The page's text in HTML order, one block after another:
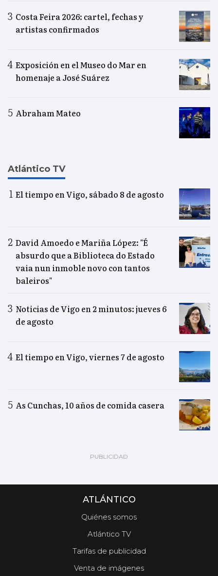
Costa Feira 2026: cartel, fechas y
artistas confirmados
Exposición en el Museo do Mar en
homenaje a José Suárez
Abraham Mateo
Atlántico TV
El tiempo en Vigo, sábado 8 de agosto
David Amoedo e Mariña López: "É
absurdo que a Biblioteca do Estado
vaia nun inmoble novo con tantos
baleiros"
Noticias de Vigo en 2 minutos: jueves 6
de agosto
El tiempo en Vigo, viernes 7 de agosto
As Cunchas, 10 años de comida casera
ATLÁNTICO
Quiénes somos
Atlántico TV
Tarifas de publicidad
Venta de imágenes